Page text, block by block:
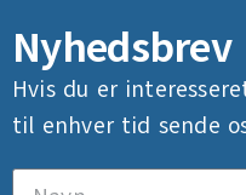
Nyhedsbrev
Hvis du er
til enhver tid sende